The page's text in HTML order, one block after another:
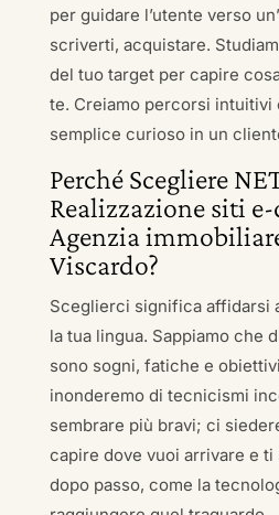
per guidare l’utente verso
scriverti, acquistare.
del tuo target per capire
te. Creiamo percorsi intuitivi
semplice curioso in un
Perché Scegliere
Realizzazione siti
Agenzia
Viscardo?
Sceglierci significa affidarsi
la tua lingua. Sappiamo che
sono sogni, fatiche e
inonderemo di tecnicismi
sembrare più bravi; ci
capire dove vuoi arrivare e
dopo passo, come la